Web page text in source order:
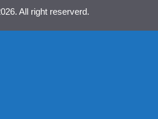
All right reserverd.